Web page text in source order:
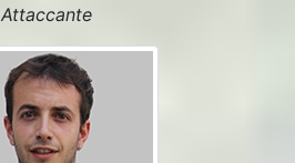
Attaccante